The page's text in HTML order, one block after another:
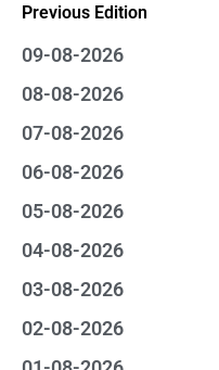
Previous Edition
09-08-2026
08-08-2026
07-08-2026
06-08-2026
05-08-2026
04-08-2026
03-08-2026
02-08-2026